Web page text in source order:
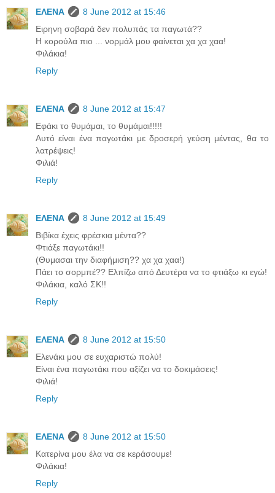
ΕΛΕΝΑ
8 June 2012 at 15:46
Ειρηνη σοβαρά δεν πολυπάς τα παγωτά??
Η κορούλα πιο ... νορμάλ μου φαίνεται χα χα χαα!
Φιλάκια!
Reply
ΕΛΕΝΑ
8 June 2012 at 15:47
Εφάκι το θυμάμαι, το θυμάμαι!!!!!
Αυτό είναι ένα παγωτάκι με δροσερή γεύση μέντας, θα το
λατρέψεις!
Φιλιά!
Reply
ΕΛΕΝΑ
8 June 2012 at 15:49
Βιβίκα έχεις φρέσκια μέντα??
Φτιάξε παγωτάκι!!
(Θυμασαι την διαφήμιση?? χα χα χαα!)
Πάει το σορμπέ?? Ελπίζω από Δευτέρα να το φτιάξω κι εγώ!
Φιλάκια, καλό ΣΚ!!
Reply
ΕΛΕΝΑ
8 June 2012 at 15:50
Ελενάκι μου σε ευχαριστώ πολύ!
Είναι ένα παγωτάκι που αξίζει να το δοκιμάσεις!
Φιλιά!
Reply
ΕΛΕΝΑ
8 June 2012 at 15:50
Κατερίνα μου έλα να σε κεράσουμε!
Φιλάκια!
Reply